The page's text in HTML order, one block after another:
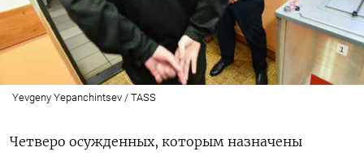
Yevgeny Yepanchintsev / TASS
Четверо осужденных, которым назначены